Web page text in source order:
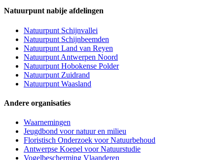
Natuurpunt nabije afdelingen
Natuurpunt Schijnvallei
Natuurpunt Schijnbeemden
Natuurpunt Land van Reyen
Natuurpunt Antwerpen Noord
Natuurpunt Hobokense Polder
Natuurpunt Zuidrand
Natuurpunt Waasland
Andere organisaties
Waarnemingen
Jeugdbond voor natuur en milieu
Floristisch Onderzoek voor Natuurbehoud
Antwerpse Koepel voor Natuurstudie
Vogelbescherming Vlaanderen